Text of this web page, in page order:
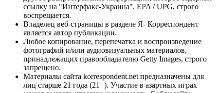
ссылку на "Интерфакс-Украина", EPA / UPG, строго
воспрещается.
Владелец веб-страницы в разделе Я- Корреспондент
является автор публикации.
Любое копирование, перепечатка и воспроизведение
фотографий и/или аудиовизуальных материалов,
принадлежащих правообладателю Getty Images, строго
запрещено.
Материалы сайта korrespondent.net предназначены для
лиц старше 21 года (21+). Участие в азартных играх